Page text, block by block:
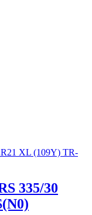
335/30